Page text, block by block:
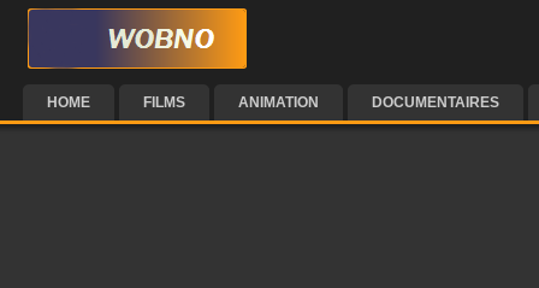
HOME FILMS ANIMATION DOCUMENTAIRES